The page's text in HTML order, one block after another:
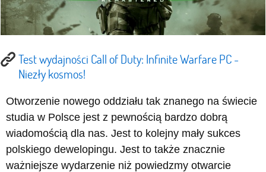
Test wydajności Call of Duty: Infinite Warfare PC -
Niezły kosmos!
Otworzenie nowego oddziału tak znanego na świecie
studia w Polsce jest z pewnością bardzo dobrą
wiadomością dla nas. Jest to kolejny mały sukces
polskiego dewelopingu. Jest to także znacznie
ważniejsze wydarzenie niż powiedzmy otwarcie